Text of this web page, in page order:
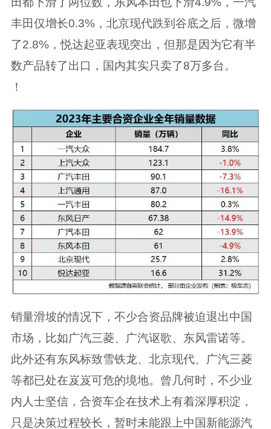
丰田仅增长0.3%，北京现代跌到谷底之后，微增
了2.8%，悦达起亚表现突出，但那是因为它有半
数产品转了出口，国内其实只卖了8万多台。
！
销量滑坡的情况下，不少合资品牌被迫退出中国
市场，比如广汽三菱、广汽讴歌、东风雷诺等。
此外还有东风标致雪铁龙、北京现代、广汽三菱
等都已处在岌岌可危的境地。曾几何时，不少业
内人士坚信，合资车企在技术上有着深厚积淀，
只是决策过程较长，暂时未能跟上中国新能源汽